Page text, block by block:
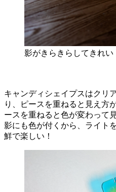
影がきらきらしてきれい
キャンディシェイプスはクリ
り、ピースを重ねると見え方
ースを重ねると色が変わって
影にも色が付くから、ライト
鮮で楽しい！